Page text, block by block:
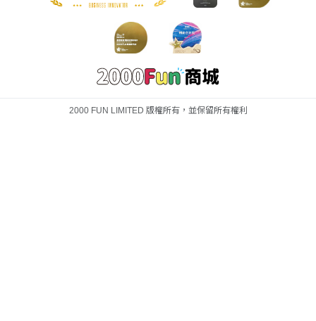
2000 FUN LIMITED 版權所有，並保留所有權利